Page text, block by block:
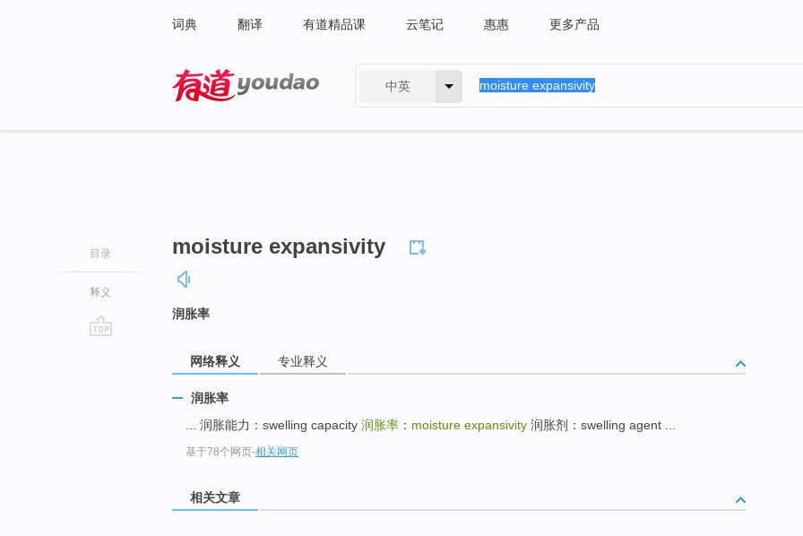
词典 翻译 有道精品课 云笔记 惠惠 更多产品
中英
目录
释义
moisture expansivity
润胀率
网络释义 专业释义
润胀率
... 润胀能力：swelling capacity 润胀率 ： moisture expansivity 润胀剂：swelling agent ...
基于78个网页-相关网页
相关文章